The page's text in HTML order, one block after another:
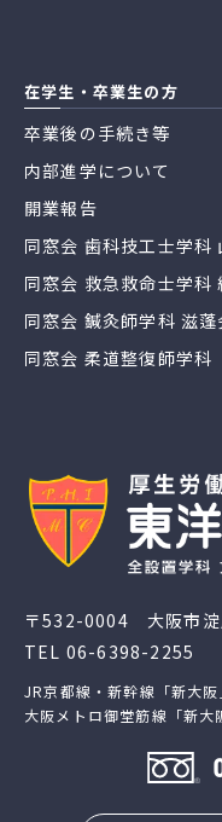
〒532-0004 大阪市
TEL 06-6398-2255
JR京都線・新幹線「新大
大阪メトロ御堂筋線「新
在学生・卒業生の方
卒業後の手続き等
内部進学について
開業報告
同窓会 歯科技工士学科
同窓会 救急救命士学科
同窓会 鍼灸師学科 滋蓬
同窓会 柔道整復師学科